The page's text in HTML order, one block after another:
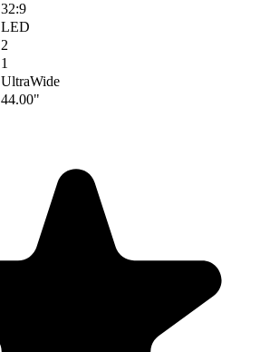
32:9
LED
2
1
UltraWide
44.00"